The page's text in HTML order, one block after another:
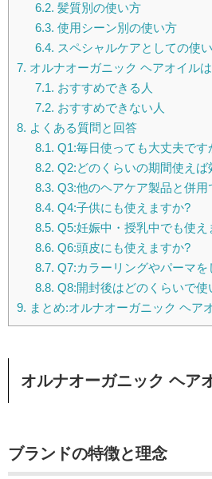
6.2. 髪質別の使い方
6.3. 使用シーン別の使い方
6.4. スペシャルケアとしての使
7. オルナオーガニック ヘアオイル
7.1. おすすめできる人
7.2. おすすめできない人
8. よくある質問と回答
8.1. Q1:毎日使っても大丈夫です
8.2. Q2:どのくらいの期間使えば
8.3. Q3:他のヘアケア製品と併用
8.4. Q4:子供にも使えますか?
8.5. Q5:妊娠中・授乳中でも使え
8.6. Q6:頭皮にも使えますか?
8.7. Q7:カラーリングやパーマ
8.8. Q8:開封後はどのくらいで
9. まとめ:オルナオーガニック ヘア
オルナオーガニック ヘア
ブランドの特徴と理念